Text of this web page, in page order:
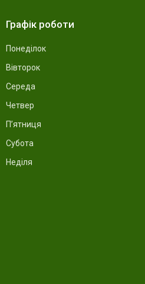
Графік роботи
Понеділок
Вівторок
Середа
Четвер
Пʼятниця
Субота
Неділя